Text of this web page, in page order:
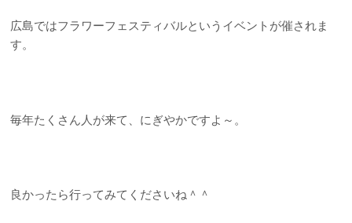
広島ではフラワーフェスティバルというイベントが催されま
す。
毎年たくさん人が来て、にぎやかですよ～。
良かったら行ってみてくださいね＾＾